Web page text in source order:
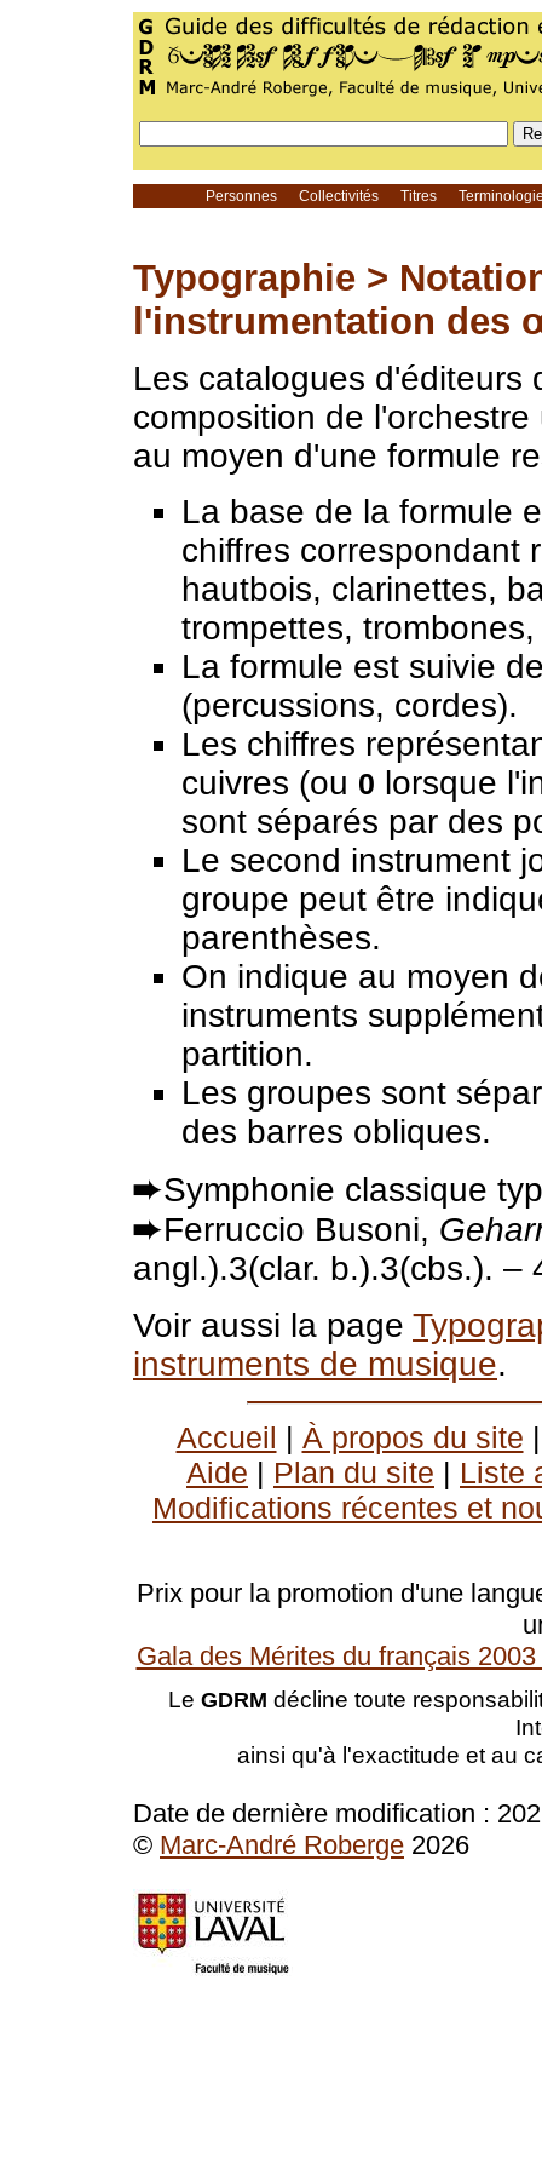
Personnes Collectivités Titres
Typographie >
l'instrumentation des
Les catalogues d'éditeurs
composition de
au moyen d'une formule
La base de la formule
chiffres correspondant
hautbois, clarinettes,
trompettes,
La formule est suivie
(percussions, cordes).
Les chiffres
cuivres (ou 0 lorsque
sont séparés par des
Le second instrument
groupe peut être
parenthèses.
On indique au moyen
instruments
partition.
Les groupes sont
des barres obliques.
➨Symphonie classique
➨Ferruccio Busoni,
angl.).3(clar. b.).3(cbs.). –
Voir aussi la page
instruments de musique.
Accueil | À propos du site
Aide | Plan du site | Liste
Modifications récentes et
Prix pour la promotion d'une
Gala des Mérites du français
Le GDRM décline toute
ainsi qu'à l'exactitude et au
Date de dernière modification :
© Marc-André Roberge 2026